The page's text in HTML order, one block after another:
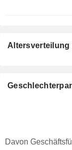
Davon